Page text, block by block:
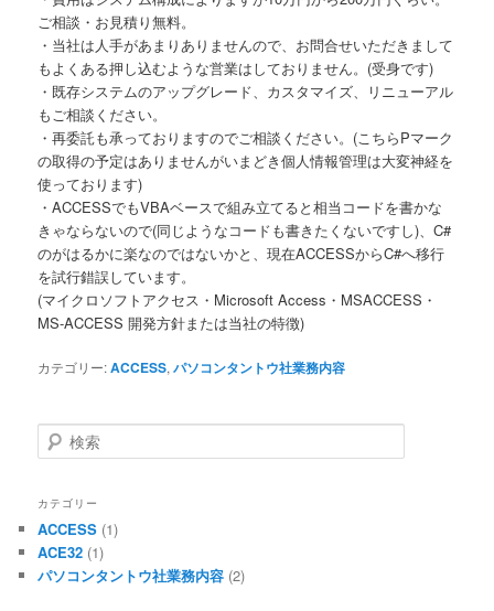
ご相談・お見積り無料。
・当社は人手があまりありませんので、お問合せいただきまして
もよくある押し込むような営業はしておりません。(受身です)
・既存システムのアップグレード、カスタマイズ、リニューアル
もご相談ください。
・再委託も承っておりますのでご相談ください。(こちらPマーク
の取得の予定はありませんがいまどき個人情報管理は大変神経を
使っております)
・ACCESSでもVBAベースで組み立てると相当コードを書かな
きゃならないので(同じようなコードも書きたくないですし)、C#
のがはるかに楽なのではないかと、現在ACCESSからC#へ移行
を試行錯誤しています。
(マイクロソフトアクセス・Microsoft Access・MSACCESS・
MS-ACCESS 開発方針または当社の特徴)
カテゴリー:ACCESS,パソコンタントウ社業務内容
検
索
カテゴリー
ACCESS (1)
ACE32 (1)
パソコンタントウ社業務内容 (2)